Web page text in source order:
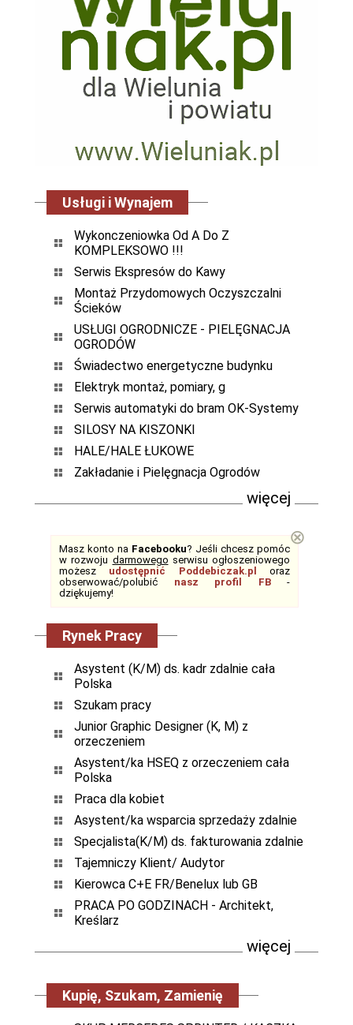
Usługi i Wynajem
Wykonczeniowka Od A Do Z
KOMPLEKSOWO !!!
Serwis Ekspresów do Kawy
Montaż Przydomowych Oczyszczalni
Ścieków
USŁUGI OGRODNICZE - PIELĘGNACJA
OGRODÓW
Świadectwo energetyczne budynku
Elektryk montaż, pomiary, g
Serwis automatyki do bram OK-Systemy
SILOSY NA KISZONKI
HALE/HALE ŁUKOWE
Zakładanie i Pielęgnacja Ogrodów
więcej
Masz konto na Facebooku? Jeśli chcesz pomóc
w rozwoju darmowego serwisu ogłoszeniowego
możesz udostępnić Poddebiczak.pl
oraz
obserwować/polubić nasz profil FB-
dziękujemy!
⊗
Rynek Pracy
Asystent (K/M) ds. kadr zdalnie cała
Polska
Szukam pracy
Junior Graphic Designer (K, M) z
orzeczeniem
Asystent/ka HSEQ z orzeczeniem cała
Polska
Praca dla kobiet
Asystent/ka wsparcia sprzedaży zdalnie
Specjalista(K/M) ds. fakturowania zdalnie
Tajemniczy Klient/ Audytor
Kierowca C+E FR/Benelux lub GB
PRACA PO GODZINACH - Architekt,
Kreślarz
więcej
Kupię, Szukam, Zamienię